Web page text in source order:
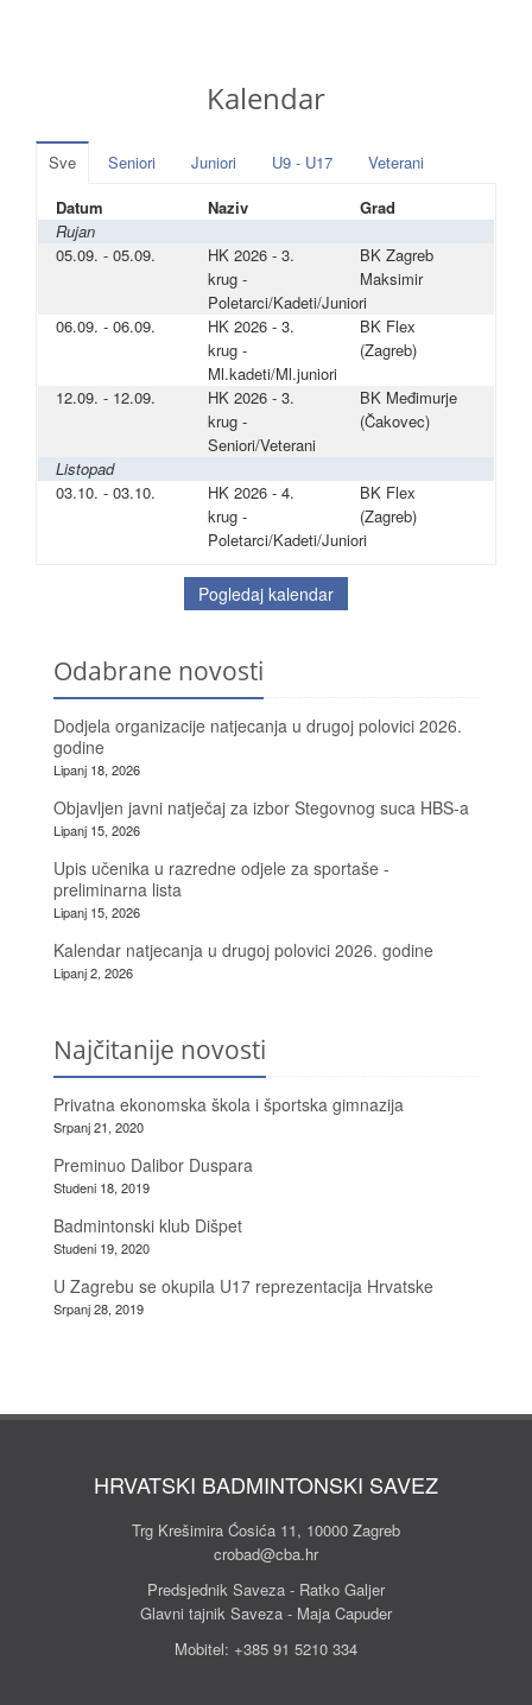
Kalendar
Sve Seniori Juniori U9 - U17
Veterani
Datum
Naziv
Grad
Rujan
05.09. - 05.09.
HK 2026 - 3.
krug -
Poletarci/Kadeti/Juniori
BK Zagreb
Maksimir
06.09. - 06.09.
HK 2026 - 3.
krug -
Ml.kadeti/Ml.juniori
BK Flex
(Zagreb)
12.09. - 12.09.
HK 2026 - 3.
krug -
Seniori/Veterani
BK Međimurje
(Čakovec)
Listopad
03.10. - 03.10.
HK 2026 - 4.
krug -
Poletarci/Kadeti/Juniori
BK Flex
(Zagreb)
Pogledaj kalendar
Odabrane novosti
Dodjela organizacije natjecanja u drugoj polovici 2026.
godine
Lipanj 18, 2026
Objavljen javni natječaj za izbor Stegovnog suca HBS-a
Lipanj 15, 2026
Upis učenika u razredne odjele za sportaše -
preliminarna lista
Lipanj 15, 2026
Kalendar natjecanja u drugoj polovici 2026. godine
Lipanj 2, 2026
Najčitanije novosti
Privatna ekonomska škola i športska gimnazija
Srpanj 21, 2020
Preminuo Dalibor Duspara
Studeni 18, 2019
Badmintonski klub Dišpet
Studeni 19, 2020
U Zagrebu se okupila U17 reprezentacija Hrvatske
Srpanj 28, 2019
HRVATSKI BADMINTONSKI SAVEZ
Trg Krešimira Ćosića 11, 10000 Zagreb
crobad@cba.hr
Predsjednik Saveza - Ratko Galjer
Glavni tajnik Saveza - Maja Capuder
Mobitel: +385 91 5210 334